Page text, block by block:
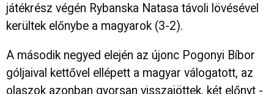
játékrész végén Rybanska Natasa távoli lövésével
kerültek előnybe a magyarok (3-2).
A második negyed elején az újonc Pogonyi Bíbor
góljaival kettővel ellépett a magyar válogatott, az
olaszok azonban gyorsan visszajöttek, két előnyt -